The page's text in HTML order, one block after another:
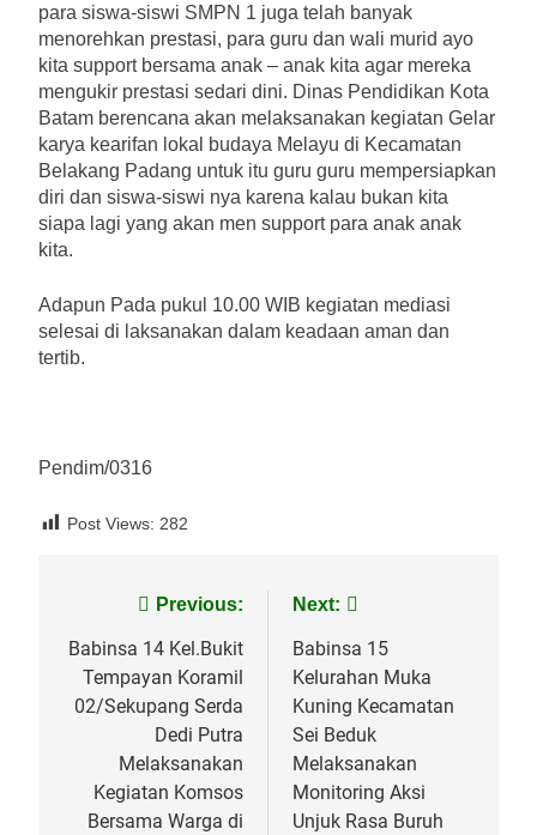
para siswa-siswi SMPN 1 juga telah banyak
menorehkan prestasi, para guru dan wali murid ayo
kita support bersama anak – anak kita agar mereka
mengukir prestasi sedari dini. Dinas Pendidikan Kota
Batam berencana akan melaksanakan kegiatan Gelar
karya kearifan lokal budaya Melayu di Kecamatan
Belakang Padang untuk itu guru guru mempersiapkan
diri dan siswa-siswi nya karena kalau bukan kita
siapa lagi yang akan men support para anak anak
kita.
Adapun Pada pukul 10.00 WIB kegiatan mediasi
selesai di laksanakan dalam keadaan aman dan
tertib.
Pendim/0316
Post Views: 282
Navigasi
pos
Previous:
Babinsa 14 Kel.Bukit
Tempayan Koramil
02/Sekupang Serda
Dedi Putra
Melaksanakan
Kegiatan Komsos
Bersama Warga di
Next:
Babinsa 15
Kelurahan Muka
Kuning Kecamatan
Sei Beduk
Melaksanakan
Monitoring Aksi
Unjuk Rasa Buruh